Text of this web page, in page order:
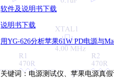
软件及说明书下载
说明书下载
用YG-626分析苹果61W PD电源与
关键词：电源测试仪、苹果电源真